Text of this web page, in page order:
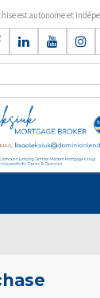
est autonome et